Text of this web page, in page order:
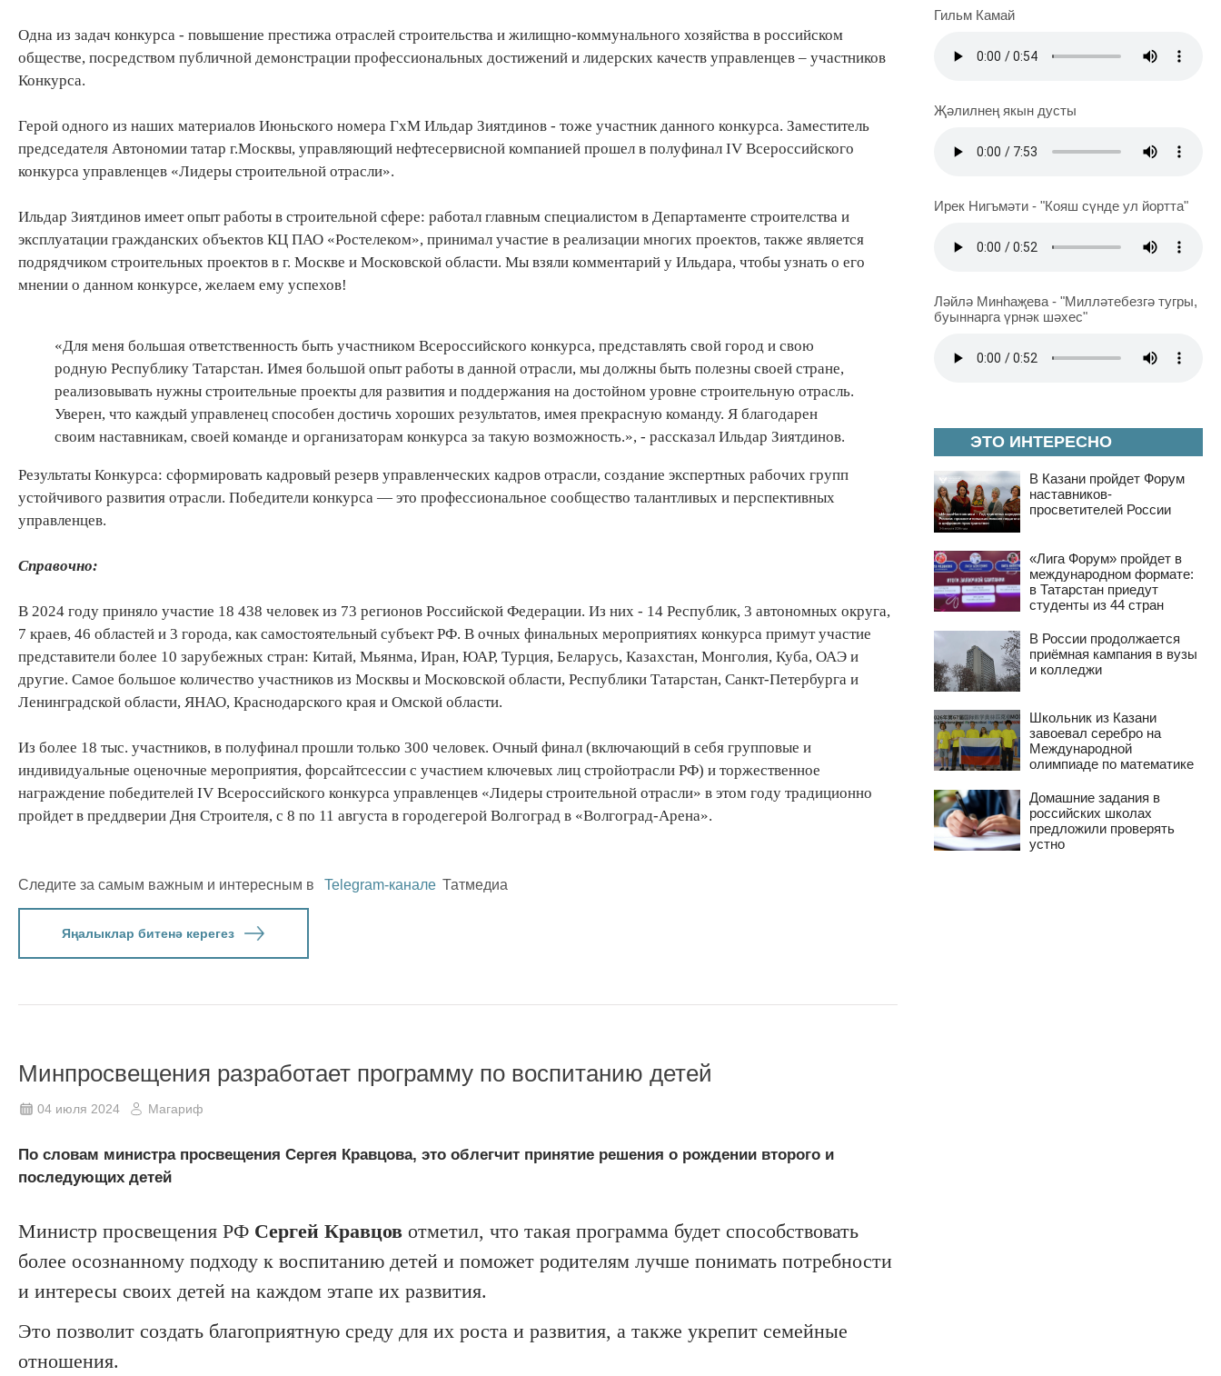
Одна из задач конкурса - повышение престижа отраслей строительства и жилищно-коммунального хозяйства в российском
обществе, посредством публичной демонстрации профессиональных достижений и лидерских качеств управленцев – участников
Конкурса.
Герой одного из наших материалов Июньского номера ГхМ Ильдар Зиятдинов - тоже участник данного конкурса. Заместитель
председателя Автономии татар г.Москвы, управляющий нефтесервисной компанией прошел в полуфинал IV Всероссийского
конкурса управленцев «Лидеры строительной отрасли».
Ильдар Зиятдинов имеет опыт работы в строительной сфере: работал главным специалистом в Департаменте строителства и
эксплуатации гражданских объектов КЦ ПАО «Ростелеком», принимал участие в реализации многих проектов, также является
подрядчиком строительных проектов в г. Москве и Московской области. Мы взяли комментарий у Ильдара, чтобы узнать о его
мнении о данном конкурсе, желаем ему успехов!
«Для меня большая ответственность быть участником Всероссийского конкурса, представлять свой город и свою
родную Республику Татарстан. Имея большой опыт работы в данной отрасли, мы должны быть полезны своей стране,
реализовывать нужны строительные проекты для развития и поддержания на достойном уровне строительную отрасль.
Уверен, что каждый управленец способен достичь хороших результатов, имея прекрасную команду. Я благодарен
своим наставникам, своей команде и организаторам конкурса за такую возможность.», - рассказал Ильдар Зиятдинов.
Результаты Конкурса: сформировать кадровый резерв управленческих кадров отрасли, создание экспертных рабочих групп
устойчивого развития отрасли. Победители конкурса — это профессиональное сообщество талантливых и перспективных
управленцев.
Справочно:
В 2024 году приняло участие 18 438 человек из 73 регионов Российской Федерации. Из них - 14 Республик, 3 автономных округа,
7 краев, 46 областей и 3 города, как самостоятельный субъект РФ. В очных финальных мероприятиях конкурса примут участие
представители более 10 зарубежных стран: Китай, Мьянма, Иран, ЮАР, Турция, Беларусь, Казахстан, Монголия, Куба, ОАЭ и
другие. Самое большое количество участников из Москвы и Московской области, Республики Татарстан, Санкт-Петербурга и
Ленинградской области, ЯНАО, Краснодарского края и Омской области.
Из более 18 тыс. участников, в полуфинал прошли только 300 человек. Очный финал (включающий в себя групповые и
индивидуальные оценочные мероприятия, форсайтсессии с участием ключевых лиц стройотрасли РФ) и торжественное
награждение победителей IV Всероссийского конкурса управленцев «Лидеры строительной отрасли» в этом году традиционно
пройдет в преддверии Дня Строителя, с 8 по 11 августа в городегерой Волгоград в «Волгоград-Арена».
Следите за самым важным и интересным в Telegram-канале Татмедиа
Яңалыклар битенә керегез
Минпросвещения разработает программу по воспитанию детей
04 июля 2024 Магариф
По словам министра просвещения Сергея Кравцова, это облегчит принятие решения о рождении второго и
последующих детей
Министр просвещения РФ Сергей Кравцов отметил, что такая программа будет способствовать
более осознанному подходу к воспитанию детей и поможет родителям лучше понимать потребности
и интересы своих детей на каждом этапе их развития.
Это позволит создать благоприятную среду для их роста и развития, а также укрепит семейные
отношения.
ЭТО ИНТЕРЕСНО
В Казани пройдет Форум
наставников-
просветителей России
«Лига Форум» пройдет в
международном формате:
в Татарстан приедут
студенты из 44 стран
В России продолжается
приёмная кампания в вузы
и колледжи
Школьник из Казани
завоевал серебро на
Международной
олимпиаде по математике
Домашние задания в
российских школах
предложили проверять
устно
Гильм Камай
Җәлилнең якын дусты
Ирек Нигъмәти - "Кояш сүнде ул йортта"
Ләйлә Минһаҗева - "Милләтебезгә тугры,
буыннарга үрнәк шәхес"